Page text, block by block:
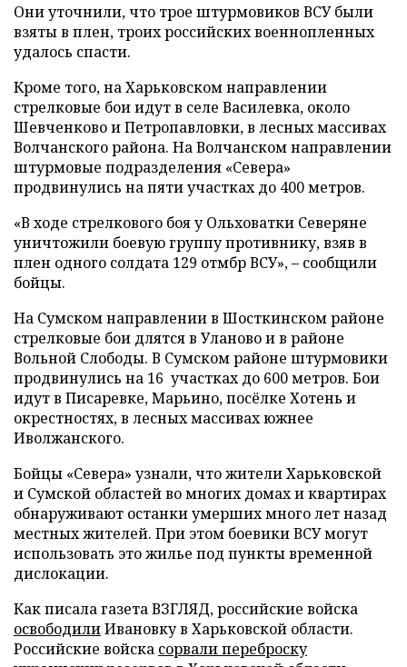
Они уточнили, что трое штурмовиков ВСУ были
взяты в плен, троих российских военнопленных
удалось спасти.
Кроме того, на Харьковском направлении
стрелковые бои идут в селе Василевка, около
Шевченково и Петропавловки, в лесных массивах
Волчанского района. На Волчанском направлении
штурмовые подразделения «Севера»
продвинулись на пяти участках до 400 метров.
«В ходе стрелкового боя у Ольховатки Северяне
уничтожили боевую группу противнику, взяв в
плен одного солдата 129 отмбр ВСУ», – сообщили
бойцы.
На Сумском направлении в Шосткинском районе
стрелковые бои длятся в Уланово и в районе
Вольной Слободы. В Сумском районе штурмовики
продвинулись на 16 участках до 600 метров. Бои
идут в Писаревке, Марьино, посёлке Хотень и
окрестностях, в лесных массивах южнее
Иволжанского.
Бойцы «Севера» узнали, что жители Харьковской
и Сумской областей во многих домах и квартирах
обнаруживают останки умерших много лет назад
местных жителей. При этом боевики ВСУ могут
использовать это жилье под пункты временной
дислокации.
Как писала газета ВЗГЛЯД, российские войска
освободилиИвановку в Харьковской области.
Российские войска сорвали переброску